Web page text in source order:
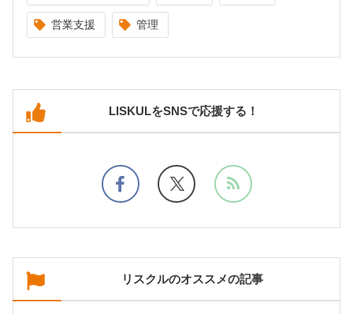
営業支援 管理
LISKULをSNSで応援する！
リスクルのオススメの記事